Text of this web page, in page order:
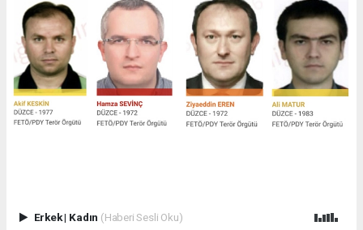
Erkek| Kadın (Haberi Sesli Oku)